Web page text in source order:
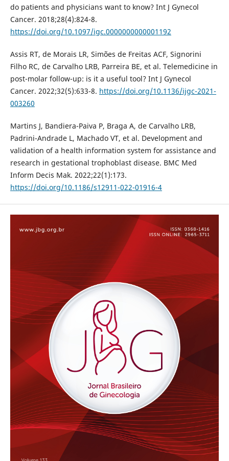
do patients and physicians want to know? Int J Gynecol
Cancer. 2018;28(4):824-8.
https://doi.org/10.1097/igc.0000000000001192
Assis RT, de Morais LR, Simões de Freitas ACF, Signorini
Filho RC, de Carvalho LRB, Parreira BE, et al. Telemedicine in
post-molar follow-up: is it a useful tool? Int J Gynecol
Cancer. 2022;32(5):633-8. https://doi.org/10.1136/ijgc-2021-
003260
Martins J, Bandiera-Paiva P, Braga A, de Carvalho LRB,
Padrini-Andrade L, Machado VT, et al. Development and
validation of a health information system for assistance and
research in gestational trophoblast disease. BMC Med
Inform Decis Mak. 2022;22(1):173.
https://doi.org/10.1186/s12911-022-01916-4